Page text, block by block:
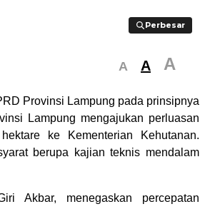
Perbesar
Perbesar
A A A
Provinsi Lampung pada prinsipnya
Lampung mengajukan perluasan
ke Kementerian Kehutanan.
berupa kajian teknis mendalam
Akbar, menegaskan percepatan